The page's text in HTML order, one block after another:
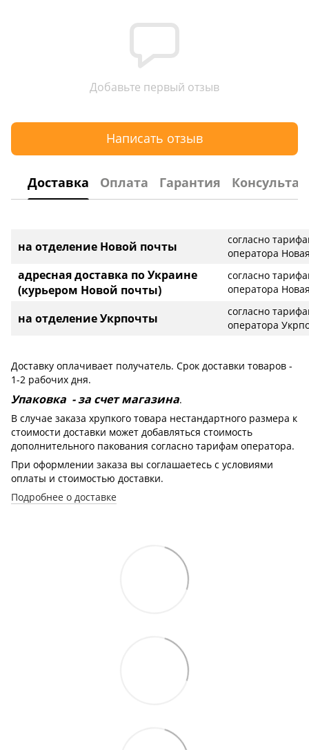
Добавьте первый отзыв
Написать отзыв
Доставка Оплата Гарантия
на отделение Новой почты
согласно
оператора
адресная доставка по Украине
(курьером Новой почты)
согласно
оператора
на отделение Укрпочты
согласно
оператора
Доставку оплачивает получатель. Срок доставки товаров -
1-2 рабочих дня.
Упаковка - за счет магазина.
В случае заказа хрупкого товара нестандартного размера к
стоимости доставки может добавляться стоимость
дополнительного пакования согласно тарифам оператора.
При оформлении заказа вы соглашаетесь с условиями
оплаты и стоимостью доставки.
Подробнее о доставке